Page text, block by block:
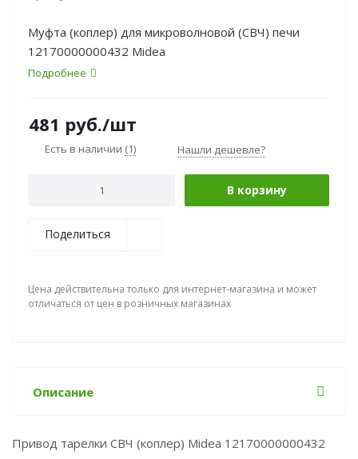
Муфта (коплер) для микроволновой (СВЧ) печи
12170000000432 Midea
Подробнее
481 руб./шт
Есть в наличии (1) Нашли дешевле?
В корзину
Поделиться
Цена действительна только для интернет-магазина и может
отличаться от цен в розничных магазинах
Описание
Привод тарелки СВЧ (коплер) Midea 12170000000432